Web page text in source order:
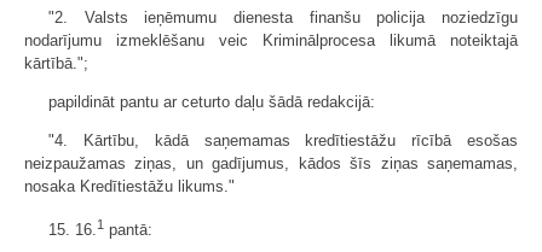
"2. Valsts ieņēmumu dienesta finanšu policija noziedzīgu
nodarījumu izmeklēšanu veic Kriminālprocesa likumā noteiktajā
kārtībā.";
papildināt pantu ar ceturto daļu šādā redakcijā:
"4. Kārtību, kādā saņemamas kredīt­iestāžu rīcībā esošas
neizpaužamas ziņas, un gadījumus, kādos šīs ziņas saņemamas,
nosaka Kredītiestāžu likums."
15. 16.1 pantā: